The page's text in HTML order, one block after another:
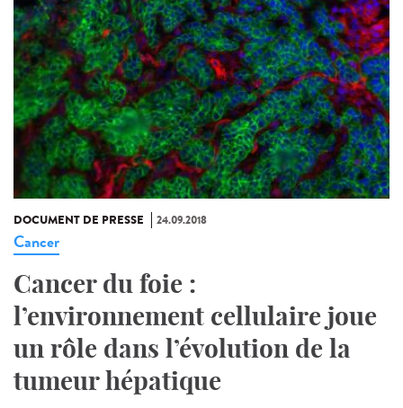
DOCUMENT DE PRESSE 24.09.2018
Cancer
Cancer du foie :
l’environnement cellulaire joue
un rôle dans l’évolution de la
tumeur hépatique